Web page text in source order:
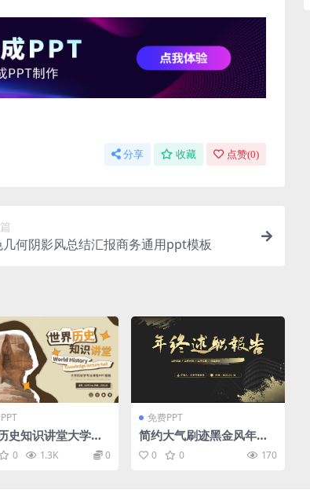
分享 收藏 点赞(0)
何阴影风总结汇报商务通用ppt模板
史知识讲堂大学历
ppt模板
0 1.3K 0
免费PPT
简约大气刷迹黑金风年终
述职报告ppt模板
0 0 170